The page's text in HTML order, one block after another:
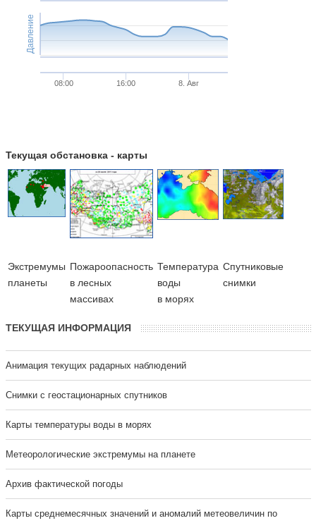
Давление
08:00 16:00 8. Авг
Текущая обстановка - карты
Экстремумы
планеты
Пожароопасность
в лесных
массивах
Температура
воды
в морях
Cпутниковые
снимки
ТЕКУЩАЯ ИНФОРМАЦИЯ
Анимация текущих радарных наблюдений
Cнимки с геостационарных спутников
Карты температуры воды в морях
Метеорологические экстремумы на планете
Архив фактической погоды
Карты среднемесячных значений и аномалий метеовеличин по